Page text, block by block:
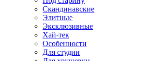
Скандинавские
Элитные
Эксклюзивные
Хай-тек
Особенности
Для студии